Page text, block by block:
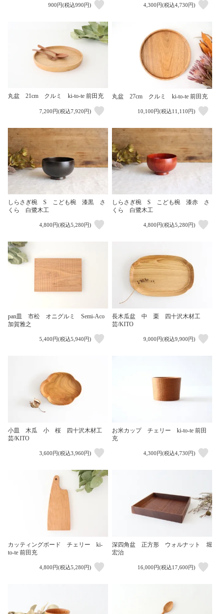
900円(税込990円) 4,300円(税込4,730円)
丸盆 21cm クルミ ki-to-te 前田充
7,200円(税込7,920円)
丸盆 27cm クルミ ki-to-te 前田充
10,100円(税込11,110円)
しらさぎ椀 S こども椀 漆黒 さ
くら 白鷺木工
4,800円(税込5,280円)
しらさぎ椀 S こども椀 漆赤 さ
くら 白鷺木工
4,800円(税込5,280円)
pan皿 市松 オニグルミ Semi-Aco
加賀雅之
5,400円(税込5,940円)
長木瓜盆 中 栗 四十沢木材工
芸/KITO
9,000円(税込9,900円)
小皿 木瓜 小 桜 四十沢木材工
芸/KITO
3,600円(税込3,960円)
お米カップ チェリー ki-to-te 前田
充
4,300円(税込4,730円)
カッティングボード チェリー ki-
to-te 前田充
4,800円(税込5,280円)
深四角盆 正方形 ウォルナット 堀
宏治
16,000円(税込17,600円)